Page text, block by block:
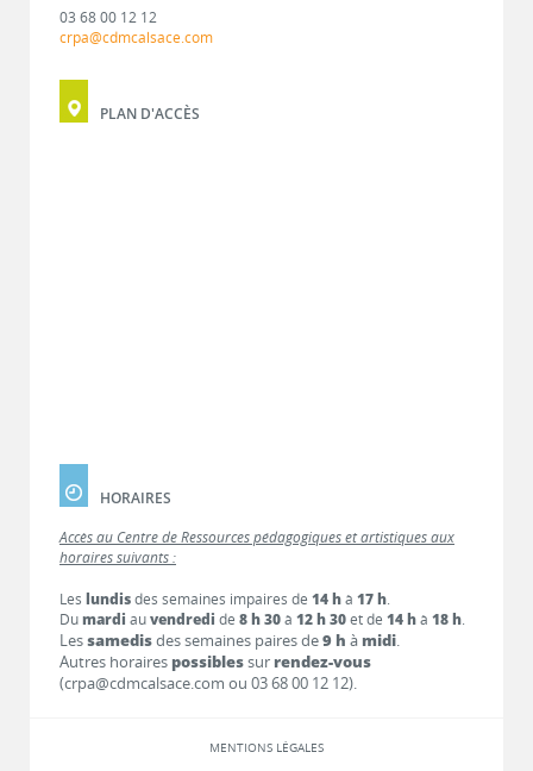
03 68 00 12 12
crpa@cdmcalsace.com
PLAN D'ACCÈS
HORAIRES
Accès au Centre de Ressources pédagogiques et artistiques aux
horaires suivants :
Les lundisdes semaines impaires de 14 hà 17 h.
Dumardi auvendredi de 8 h 30à 12 h 30et de 14 hà 18 h.
Lessamedisdes semaines paires de9 h à midi.
Autres horaires possiblessur rendez-vous
(crpa@cdmcalsace.com ou 03 68 00 12 12).
MENTIONS LÉGALES